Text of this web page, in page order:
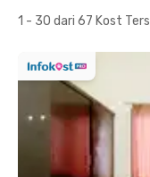
1 - 30 dari 67 Kost